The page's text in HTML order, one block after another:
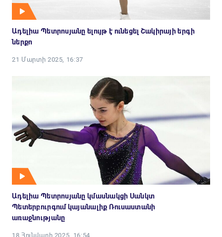
Ադելիա Պետրոսյանը ելույթ է ունեցել Շակիրայի երգի
ներքո
21 Մարտի 2025, 16:37
Ադելիա Պետրոսյանը կմասնակցի Սանկտ
Պետերբուրգում կայանալիք Ռուսաստանի
առաջնությանը
18 Հունվարի 2025, 16:54